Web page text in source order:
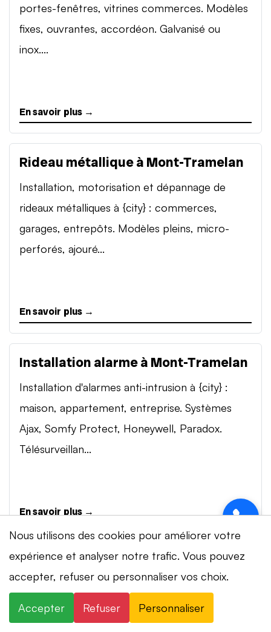
portes-fenêtres, vitrines commerces. Modèles
fixes, ouvrantes, accordéon. Galvanisé ou
inox....
En savoir plus →
Rideau métallique à Mont-Tramelan
Installation, motorisation et dépannage de
rideaux métalliques à {city} : commerces,
garages, entrepôts. Modèles pleins, micro-
perforés, ajouré...
En savoir plus →
Installation alarme à Mont-Tramelan
Installation d'alarmes anti-intrusion à {city} :
maison, appartement, entreprise. Systèmes
Ajax, Somfy Protect, Honeywell, Paradox.
Télésurveillan...
En savoir plus →
Vidéosurveillance à Mont-Tramelan
Installation de systèmes de vidéosurveillance à
{city} : caméras IP 4K, visionnage smartphone,
Nous utilisons des cookies pour améliorer votre
expérience et analyser notre trafic. Vous pouvez
accepter, refuser ou personnaliser vos choix.
Accepter Refuser Personnaliser